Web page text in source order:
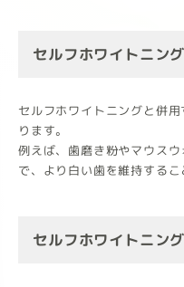
セルフホワイトニン
セルフホワイトニングと併
ります。
例えば、歯磨き粉やマウス
で、より白い歯を維持するこ
セルフホワイトニン